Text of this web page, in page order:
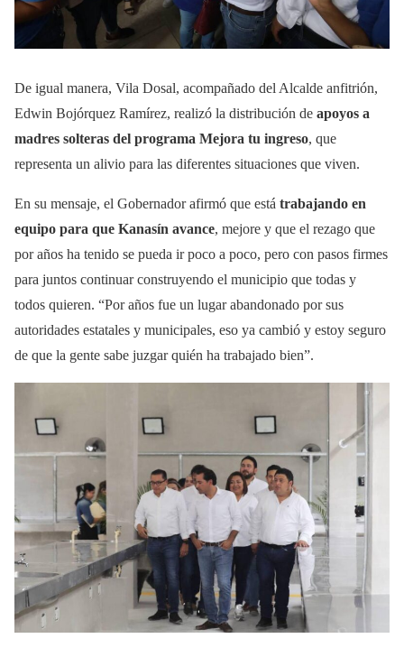
De igual manera, Vila Dosal, acompañado del Alcalde anfitrión,
Edwin Bojórquez Ramírez, realizó la distribución de apoyos a
madres solteras del programa Mejora tu ingreso, que
representa un alivio para las diferentes situaciones que viven.
En su mensaje, el Gobernador afirmó que está trabajando en
equipo para que Kanasín avance, mejore y que el rezago que
por años ha tenido se pueda ir poco a poco, pero con pasos firmes
para juntos continuar construyendo el municipio que todas y
todos quieren. “Por años fue un lugar abandonado por sus
autoridades estatales y municipales, eso ya cambió y estoy seguro
de que la gente sabe juzgar quién ha trabajado bien”.